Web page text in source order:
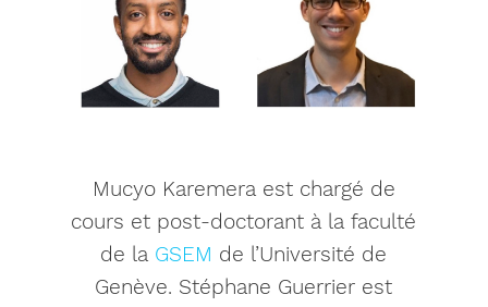
Mucyo Karemera est chargé de
cours et post-doctorant à la faculté
de la GSEM de l’Université de
Genève. Stéphane Guerrier est